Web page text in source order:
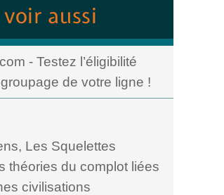
aussi
- Testez l’éligibilité
de votre ligne !
Les Squelettes
théories du complot liées
civilisations